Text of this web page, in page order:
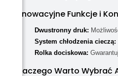
Innowacyjne Funkcje i
Dwustronny druk:
System chłodzenia cieczą:
Rolka dociskowa:
Dlaczego Warto Wybrać